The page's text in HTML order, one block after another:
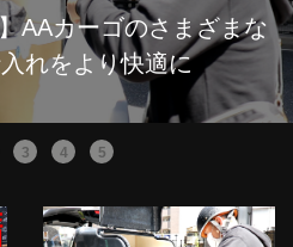
AAカーゴのさまざまな
れをより快適に